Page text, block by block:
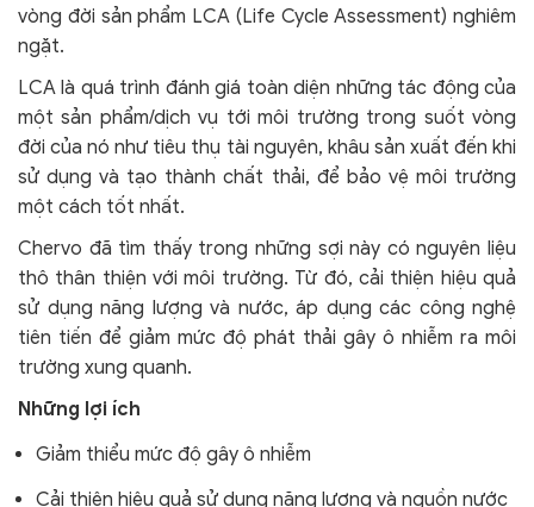
vòng đời sản phẩm LCA (Life Cycle Assessment) nghiêm
ngặt.
LCA là quá trình đánh giá toàn diện những tác động của
một sản phẩm/dịch vụ tới môi trường trong suốt vòng
đời của nó như tiêu thụ tài nguyên, khâu sản xuất đến khi
sử dụng và tạo thành chất thải, để bảo vệ môi trường
một cách tốt nhất.
Chervo đã tìm thấy trong những sợi này có nguyên liệu
thô thân thiện với môi trường. Từ đó, cải thiện hiệu quả
sử dụng năng lượng và nước, áp dụng các công nghệ
tiên tiến để giảm mức độ phát thải gây ô nhiễm ra môi
trường xung quanh.
Những lợi ích
Giảm thiểu mức độ gây ô nhiễm
Cải thiện hiệu quả sử dụng năng lượng và nguồn nước